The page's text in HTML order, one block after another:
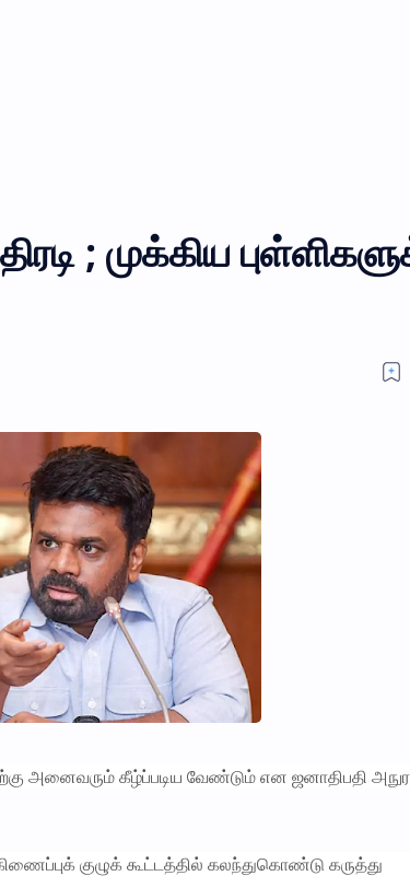
; முக்கிய
அனைவரும் கீழ்ப்படிய வேண்டும் என ஜனாதிபதி
குழுக் கூட்டத்தில் கலந்துகொண்டு கருத்து